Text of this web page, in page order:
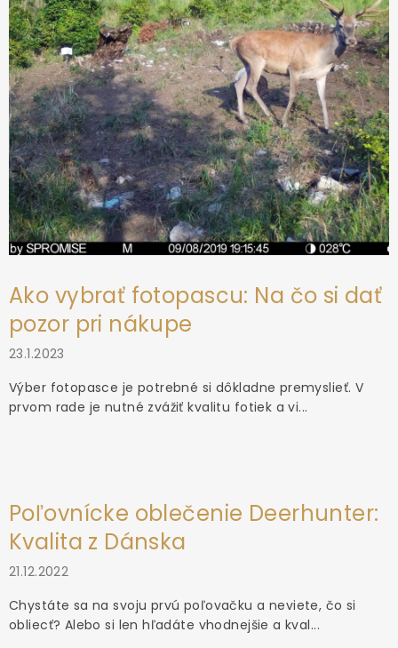
e
Ako vybrať fotopascu: Na čo si dať
pozor pri nákupe
23.1.2023
Výber fotopasce je potrebné si dôkladne premyslieť. V
prvom rade je nutné zvážiť kvalitu fotiek a vi...
Poľovnícke oblečenie Deerhunter:
Kvalita z Dánska
21.12.2022
Chystáte sa na svoju prvú poľovačku a neviete, čo si
obliecť? Alebo si len hľadáte vhodnejšie a kval...